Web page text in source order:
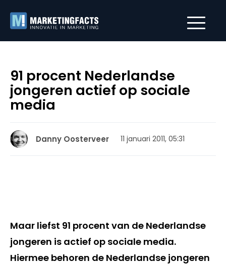
91 procent Nederlandse
jongeren actief op sociale
media
Danny Oosterveer 11 januari 2011, 05:31
Maar liefst 91 procent van de Nederlandse
jongeren is actief op sociale media.
Hiermee behoren de Nederlandse jongeren